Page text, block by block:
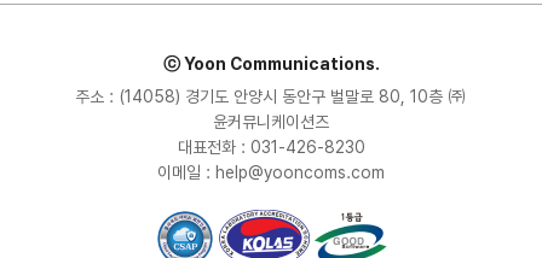
ⓒ Yoon Communications.
주소 : (14058) 경기도 안양시 동안구 벌말로 80, 10층 ㈜
윤커뮤니케이션즈
대표전화 : 031-426-8230
이메일 : help@yooncoms.com